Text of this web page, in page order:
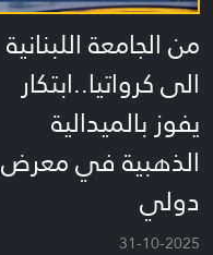
من الجامعة اللبنانية
الى كرواتيا..ابتكار
يفوز بالميدالية
الذهبية في معرض
دولي
31-10-2025